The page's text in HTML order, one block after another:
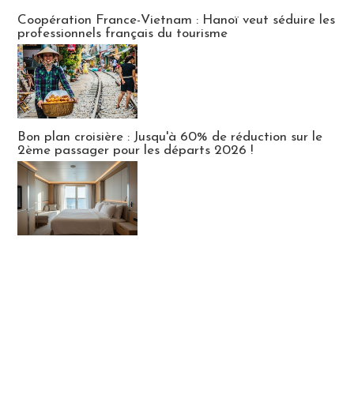
Coopération France-Vietnam : Hanoï veut séduire les
professionnels français du tourisme
Bon plan croisière : Jusqu'à 60% de réduction sur le
2ème passager pour les départs 2026 !